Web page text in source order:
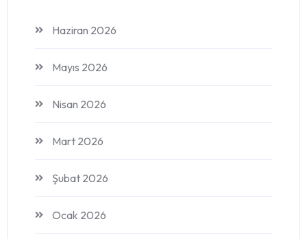
Haziran 2026
Mayıs 2026
Nisan 2026
Mart 2026
Şubat 2026
Ocak 2026